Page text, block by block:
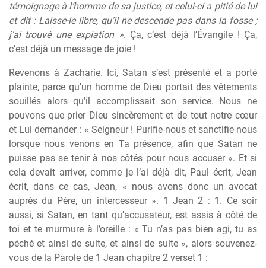
témoignage à l’homme de sa justice, et celui-ci a pitié de lui
et dit : Laisse-le libre, qu’il ne descende pas dans la fosse ;
j’ai trouvé une expiation ». Ça, c’est déjà l’Évangile ! Ça,
c’est déjà un message de joie !
Revenons à Zacharie. Ici, Satan s’est présenté et a porté
plainte, parce qu’un homme de Dieu portait des vêtements
souillés alors qu’il accomplissait son service. Nous ne
pouvons que prier Dieu sincèrement et de tout notre cœur
et Lui demander : « Seigneur ! Purifie-nous et sanctifie-nous
lorsque nous venons en Ta présence, afin que Satan ne
puisse pas se tenir à nos côtés pour nous accuser ». Et si
cela devait arriver, comme je l’ai déjà dit, Paul écrit, Jean
écrit, dans ce cas, Jean, « nous avons donc un avocat
auprès du Père, un intercesseur ». 1 Jean 2 : 1. Ce soir
aussi, si Satan, en tant qu’accusateur, est assis à côté de
toi et te murmure à l’oreille : « Tu n’as pas bien agi, tu as
péché et ainsi de suite, et ainsi de suite », alors souvenez-
vous de la Parole de 1 Jean chapitre 2 verset 1 :